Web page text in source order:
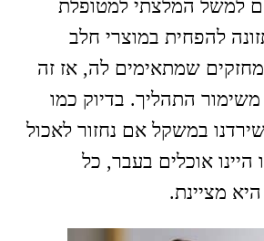
למשל המלצתי למטופלת
להפחית במוצרי חלב
שמתאימים לה, אז זה
התהליך. בדיוק כמו
במשקל אם נחזור לאכול
אוכלים בעבר, כל
מציינת.